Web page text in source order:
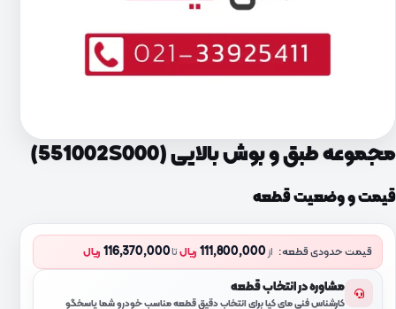
مجموعه طبق و بوش بالایی (551002S000)
قیمت و وضعیت قطعه
قیمت حدودی قطعه: از111,800,000 ریالتا116,370,000 ریال
مشاوره در انتخاب قطعه
کارشناس فنی مای کیا برای انتخاب دقیق قطعه مناسب خودرو شما پاسخگو